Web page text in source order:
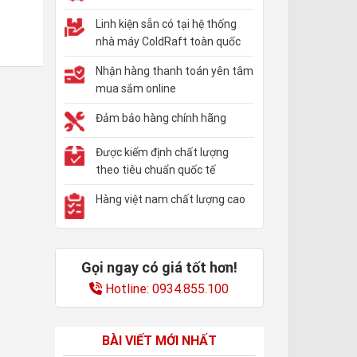
Linh kiện sẵn có tại hệ thống
nhà máy ColdRaft toàn quốc
Nhận hàng thanh toán yên tâm
mua sắm online
Đảm bảo hàng chính hãng
Được kiểm định chất lượng
theo tiêu chuẩn quốc tế
Hàng việt nam chất lượng cao
Gọi ngay có giá tốt hơn!
Hotline: 0934.855.100
BÀI VIẾT MỚI NHẤT